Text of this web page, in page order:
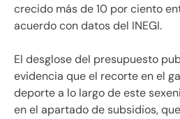
crecido más de 10 por ciento
acuerdo con datos del INEGI.
El desglose del presupuesto
evidencia que el recorte en el
deporte a lo largo de este
en el apartado de subsidios,